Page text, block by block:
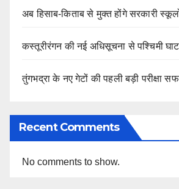
अब हिसाब-किताब से मुक्त होंगे सरकारी
कस्तूरीरंगन की नई अधिसूचना से पश्चिमी घाट
तुंगभद्रा के नए गेटों की पहली बड़ी परीक्षा
Recent Comments
No comments to show.